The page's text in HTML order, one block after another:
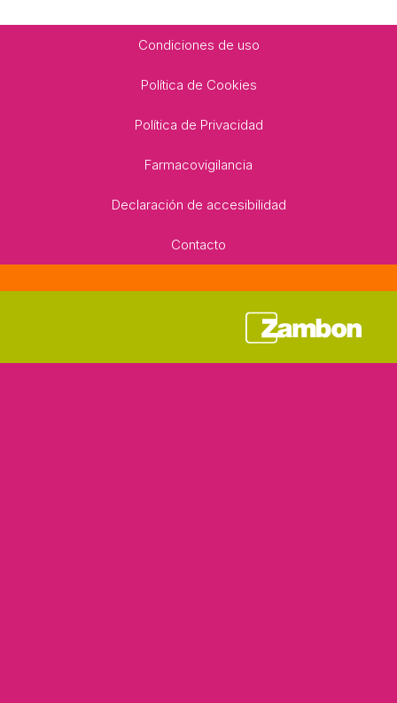
Condiciones de uso
Política de Cookies
Política de Privacidad
Farmacovigilancia
Declaración de accesibilidad
Contacto